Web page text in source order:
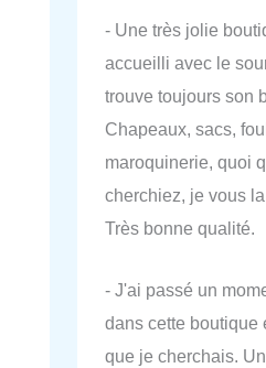
- Une très jolie
accueilli avec le
trouve toujours son
Chapeaux, sacs,
maroquinerie, quoi
cherchiez, je vous
Très bonne qualité.
- J'ai passé un
dans cette boutique
que je cherchais.